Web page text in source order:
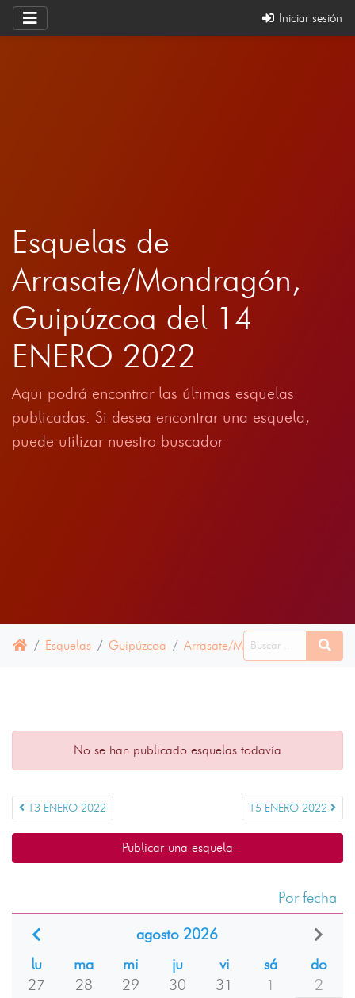
Iniciar sesión
Esquelas de
Arrasate/Mondragón,
Guipúzcoa del 14
ENERO 2022
Aqui podrá encontrar las últimas esquelas
publicadas. Si desea encontrar una esquela,
puede utilizar nuestro buscador
Esquelas Guipúzcoa Arrasate/Mondragón 14
No se han publicado esquelas todavía
13 ENERO 2022 15 ENERO 2022
Publicar una esquela
Por fecha
agosto 2026
lu
ma mi ju vi sá
do
27
28 29 30 31 1
2